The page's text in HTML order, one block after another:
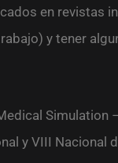
en revistas
y tener
Simulation
y VIII Nacional